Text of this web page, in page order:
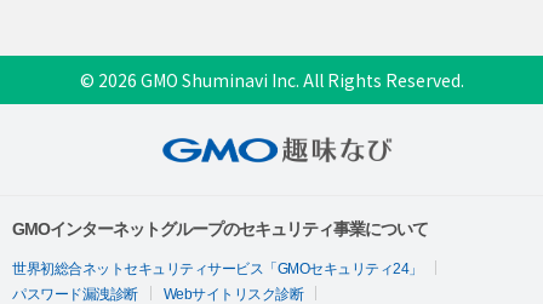
© 2026 GMO Shuminavi Inc. All Rights Reserved.